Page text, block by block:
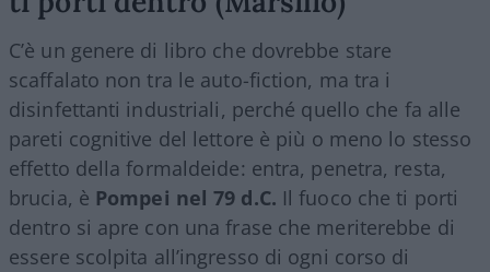
C’è un genere di libro che dovrebbe stare
scaffalato non tra le auto-fiction, ma tra i
disinfettanti industriali, perché quello che fa alle
pareti cognitive del lettore è più o meno lo stesso
effetto della formaldeide: entra, penetra, resta,
brucia, è Pompei nel 79 d.C. Il fuoco che ti porti
dentro si apre con una frase che meriterebbe di
essere scolpita all’ingresso di ogni corso di